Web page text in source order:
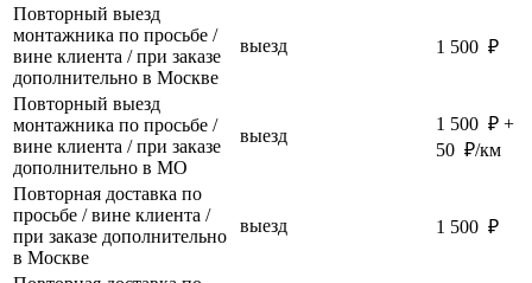
Повторный выезд
монтажника по просьбе /
вине клиента / при заказе
дополнительно в Москве
выезд 1 500 ₽
Повторный выезд
монтажника по просьбе /
вине клиента / при заказе
дополнительно в МО
выезд
1 500 ₽ +
50 ₽/км
Повторная доставка по
просьбе / вине клиента /
при заказе дополнительно
в Москве
выезд 1 500 ₽